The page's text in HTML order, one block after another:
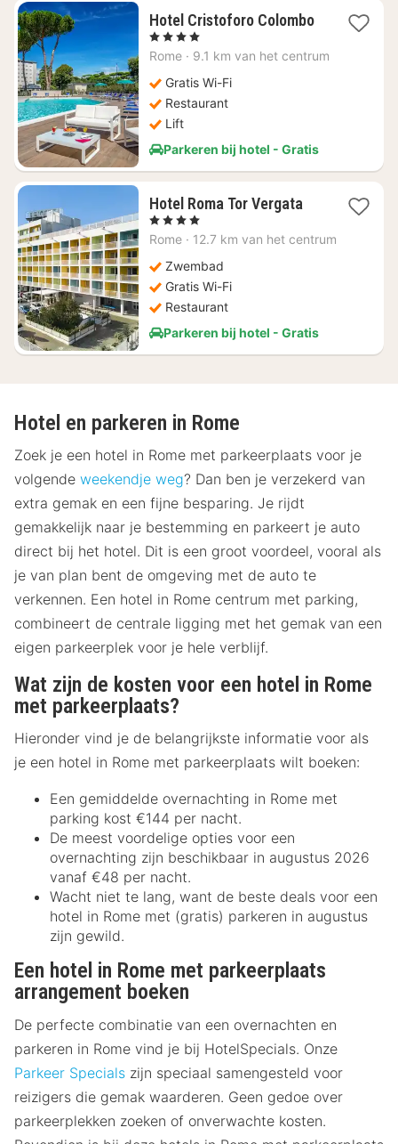
Hotel Cristoforo Colombo
1
nacht
€
77,88
, 4 Sterren
Rome · 9.1 km van het centrum
Gratis Wi-Fi
Restaurant
Lift
Parkeren bij hotel - Gratis
Hotel Roma Tor Vergata1
vanaf
, 4 Sterren
Rome · 12.7 km van het centrum
Zwembad
Gratis Wi-Fi
Restaurant
Parkeren bij hotel - Gratis
Hotel en parkeren in Rome
Zoek je een hotel in Rome met parkeerplaats voor je
volgende weekendje weg? Dan ben je verzekerd van
extra gemak en een fijne besparing. Je rijdt
gemakkelijk naar je bestemming en parkeert je auto
direct bij het hotel. Dit is een groot voordeel, vooral als
je van plan bent de omgeving met de auto te
verkennen. Een hotel in Rome centrum met parking,
combineert de centrale ligging met het gemak van een
eigen parkeerplek voor je hele verblijf.
Wat zijn de kosten voor een hotel in Rome
met parkeerplaats?
Hieronder vind je de belangrijkste informatie voor als
je een hotel in Rome met parkeerplaats wilt boeken:
Een gemiddelde overnachting in Rome met
parking kost €144 per nacht.
De meest voordelige opties voor een
overnachting zijn beschikbaar in augustus 2026
vanaf €48 per nacht.
Wacht niet te lang, want de beste deals voor een
hotel in Rome met (gratis) parkeren in augustus
zijn gewild.
Een hotel in Rome met parkeerplaats
arrangement boeken
De perfecte combinatie van een overnachten en
parkeren in Rome vind je bij HotelSpecials. Onze
Parkeer Specials zijn speciaal samengesteld voor
reizigers die gemak waarderen. Geen gedoe over
parkeerplekken zoeken of onverwachte kosten.